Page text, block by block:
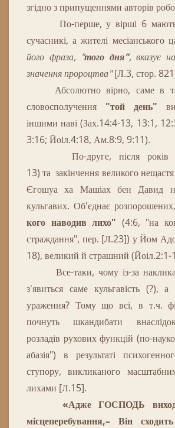
згідно з припущеннями авторів
По-перше, у вірші 6
сучасникі, а жителі месіанського
його фраза, "того дня", вказує
значення пророцтва" [Л.3, стор.
Абсолютно вірно, саме в
словосполучення "той день"
іншими наві (Зах.14:4-13, 13:1,
3:16; Йоіл.4:18, Ам.8:9, 9:11).
По-друге, післяроків
13) тазакінчення великого нещастя
Єгошуа ха Машіах бен Давид
кульгавих. Об'єднає розпорошених,
кого наводив лихо" (4:6, "на
страждання", пер. [Л.23]) у Йом
18), великий й страшний (Йоіл.2:1-
Все-таки, чому із-за
з'явиться саме кульгавість (?),
ураження? Тому що всі, в т.ч.
почнуть шкандибати
розладів рухових функцій (по-
абазія") в результаті
ступору, викликаного
лихами [Л.15].
«Адже ГОСПОДЬ
місцеперебування,– Він